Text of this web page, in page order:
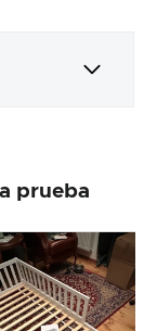
prueba